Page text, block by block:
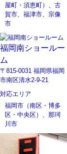
屋町・須恵町）、古
賀市、福津市、宗像
市
福岡南ショールー
ム
〒815-0031 福岡県福岡
市南区清水2-9-21
対応エリア
福岡市（南区・博多
区・中央区）、那珂
川市